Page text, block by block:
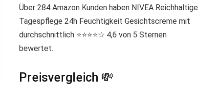
Über 284 Amazon Kunden haben NIVEA Reichhaltige
Tagespflege 24h Feuchtigkeit Gesichtscreme mit
durchschnittlich ⭐️⭐️⭐️⭐️☆ 4,6 von 5 Sternen
bewertet.
Preisvergleich 💸